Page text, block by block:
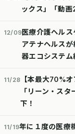
ックス」「動
12/09医療介護ヘル
アテナヘルス
器エコシステ
11/28
【本最大70%
「リーン・ス
下！
11/19年に１度の医療